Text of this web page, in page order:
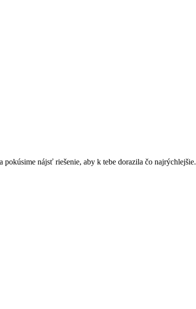
nájsť riešenie, aby k tebe dorazila čo najrýchlejšie.